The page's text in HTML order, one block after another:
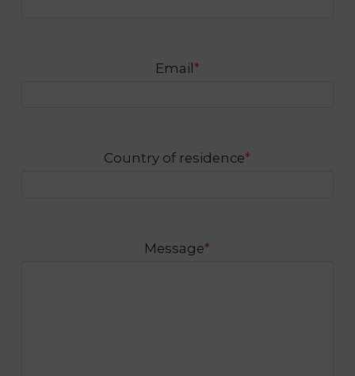
Email*
Country of residence*
Message*